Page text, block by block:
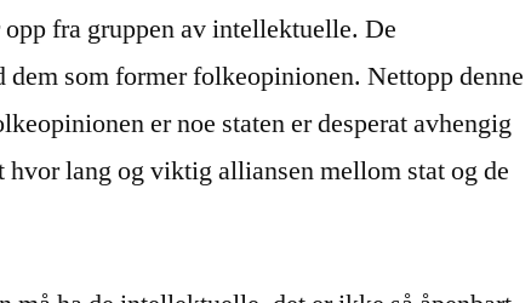
fra gruppen av intellektuelle. De
som former folkeopinionen. Nettopp denne
er noe staten er desperat avhengig
hvor lang og viktig alliansen mellom stat og de